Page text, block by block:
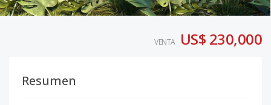
VENTA US$ 230,000
Resumen